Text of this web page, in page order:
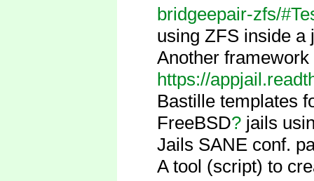
bridgeepair-zfs/
using ZFS inside
Another
https://
Bastille templates
FreeBSD? jails
Jails SANE conf.
A tool (script) to